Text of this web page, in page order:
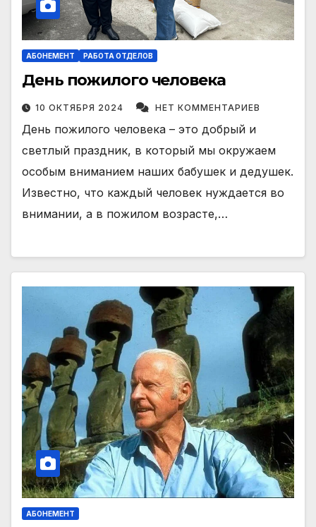
АБОНЕМЕНТ РАБОТА ОТДЕЛОВ
День пожилого человека
10 ОКТЯБРЯ 2024 НЕТ КОММЕНТАРИЕВ
День пожилого человека – это добрый и
светлый праздник, в который мы окружаем
особым вниманием наших бабушек и дедушек.
Известно, что каждый человек нуждается во
внимании, а в пожилом возрасте,…
АБОНЕМЕНТ